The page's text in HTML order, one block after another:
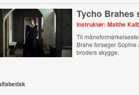
Tycho Brahes
Instruktør: Malthe
Til
Brahe forsøger
broders skygge.